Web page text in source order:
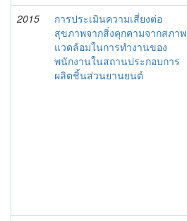
2015
การประเมินความเสี่ยงต่อ
สุขภาพจากสิ่งคุกคามจากสภาพ
แวดล้อมในการทำงานของ
พนักงานในสถานประกอบการ
ผลิตชิ้นส่วนยานยนต์